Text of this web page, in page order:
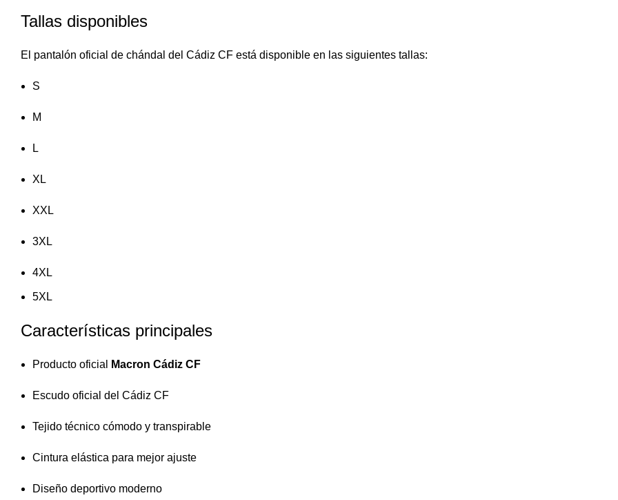
Tallas disponibles
El pantalón oficial de chándal del Cádiz CF está disponible en las siguientes tallas:
S
M
L
XL
XXL
3XL
4XL
5XL
Características principales
Producto oficial Macron Cádiz CF
Escudo oficial del Cádiz CF
Tejido técnico cómodo y transpirable
Cintura elástica para mejor ajuste
Diseño deportivo moderno